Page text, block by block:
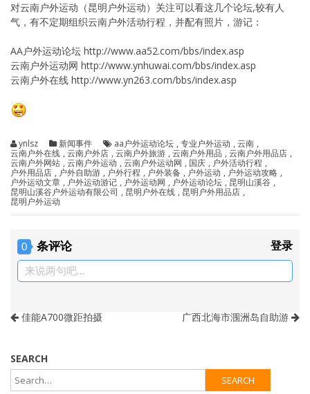
对云南户外运动（昆明户外运动）关注可以看这几个论坛,较有人
气，有不定期组织云南户外活动行程，并配有照片，游记：
AA户外运动论坛 http://www.aa52.com/bbs/index.asp
云南户外运动网 http://www.ynhuwai.com/bbs/index.asp
云南户外在线 http://www.yn263.com/bbs/index.asp
ynlsz 新闻事件 aa户外运动论坛 , 专业户外运动 , 云南 ,
云南户外在线 , 云南户外店 , 云南户外旅游 , 云南户外用品 , 云南户外用品店 ,
云南户外网站 , 云南户外运动 , 云南户外运动网 , 国庆 , 户外活动行程 ,
户外用品店 , 户外自助游 , 户外行程 , 户外装备 , 户外运动 , 户外运动攻略 ,
户外运动文章 , 户外运动游记 , 户外运动网 , 户外运动论坛 , 昆明山溪谷 ,
昆明山溪谷户外运动有限公司 , 昆明户外在线 , 昆明户外用品店 ,
昆明户外运动
0 条评论 登录
来说两句吧...
佳能A700微距拍摄 广西北海市涠洲岛自助游
SEARCH